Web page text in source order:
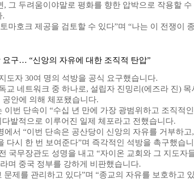
그 두려움이야말로 평화를 향한 압박으로 작용할 수
.
마호크 제공을 검토할 수 있다”며 “나는 이 전쟁이
구… “신앙의 자유에 대한 조직적 탄압”
도자 30여 명의 석방을 공식 요구했습니다.
교 네트워크 중 하나로, 설립자 진밍리(에즈라 진) 목
안에 의해 체포됐습니다.
번 단속이 “수십 년 만에 가장 광범위하고 조직적
발적으로 이루어진 일제 체포라고 전했습니다.
서 “이번 단속은 공산당이 신앙의 자유를 거부하고
다시 한 번 보여준다”며 즉각적인 석방을 촉구했습
국무장관도 성명을 내고 “자이온 교회와 그 지도자
며 중국 정부를 강하게 비판했습니다.
제를 관리하고 있다”며 “종교의 자유를 보호하고